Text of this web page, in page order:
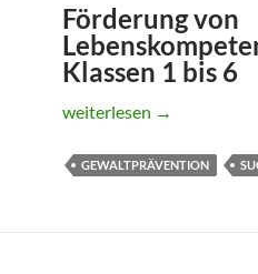
Förderung von
Klassen 1 bis 6
Eigenständig werden *
weiterlesen →
GEWALTPRÄVENTION